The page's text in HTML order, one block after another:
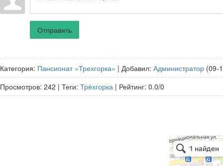
Отправить
Категория: Пансионат «Трехгорка» | Добавил: Администратор (09-
Просмотров: 242 | Теги: Трёхгорка | Рейтинг: 0.0/0